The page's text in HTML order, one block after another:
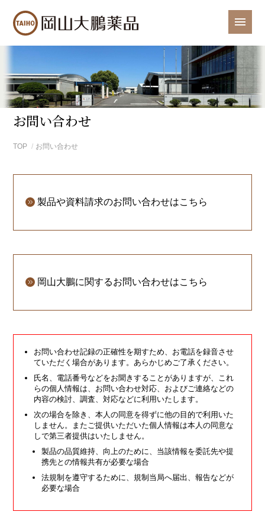
お問い合わせ
TOP お問い合わせ
製品や資料請求のお問い合わせはこちら
岡山大鵬に関するお問い合わせはこちら
お問い合わせ記録の正確性を期すため、お電話を録音させ
ていただく場合があります。あらかじめご了承ください。
氏名、電話番号などをお聞きすることがありますが、これ
らの個人情報は、お問い合わせ対応、およびご連絡などの
内容の検討、調査、対応などに利用いたします。
次の場合を除き、本人の同意を得ずに他の目的で利用いた
しません。またご提供いただいた個人情報は本人の同意な
しで第三者提供はいたしません。
製品の品質維持、向上のために、当該情報を委託先や提
携先との情報共有が必要な場合
法規制を遵守するために、規制当局へ届出、報告などが
必要な場合